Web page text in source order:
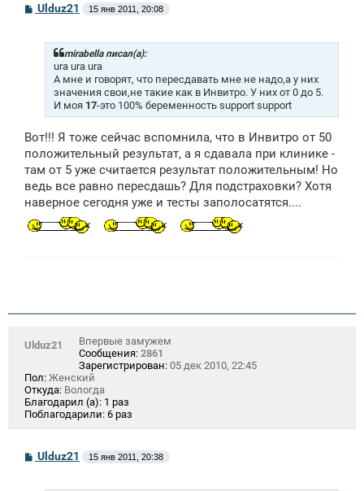
СUlduz21 15 янв 2011, 20:08
mirabella писал(а):
ura ura ura
А мне и говорят, что пересдавать мне не надо,а у них
значения свои,не такие как в Инвитро. У них от 0 до 5.
И моя 17-это 100% беременность support support
Вот!!! Я тоже сейчас вспомнила, что в Инвитро от 50
положительный результат, а я сдавала при клинике -
там от 5 уже считается результат положительным! Но
ведь все равно пересдашь? Для подстраховки? Хотя
наверное сегодня уже и тесты заполосатятся....
Ulduz21
Впервые замужем
Сообщения: 2861
Зарегистрирован: 05 дек 2010, 22:45
Пол: Женский
Откуда: Вологда
Благодарил (а): 1 раз
Поблагодарили: 6 раз
С
о
Ulduz21 15 янв 2011, 20:38